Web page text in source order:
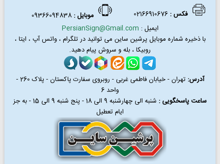
فکس:
02166910676 موبایل :
ایمیل : PersianSign@Gmail.com
با ذخیره شماره موبایل پرشین ساین می توانید درتلگرام ، واتس آپ ، ایتا ،
روبیکا ، بله و سروش پیام دهید.
آدرس:
تهران - خیابان فاطمی غربی - روبروی سفارت پاکستان - پلاک 260 -
واحد 6
ساعت پاسخگویی :
شنبه الی چهارشنبه 9 الی 18 - پنج شنبه 9 الی 15 - به جز
ایام تعطیل